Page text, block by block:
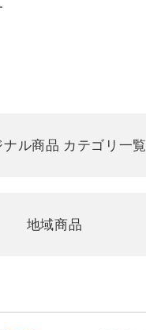
ナル商品 カテゴリ一覧
地域商品